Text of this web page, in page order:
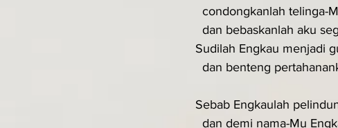
condongkanlah
dan bebaskanlah aku
Sudilah Engkau menjadi
dan benteng
Sebab Engkaulah
dan demi nama-Mu